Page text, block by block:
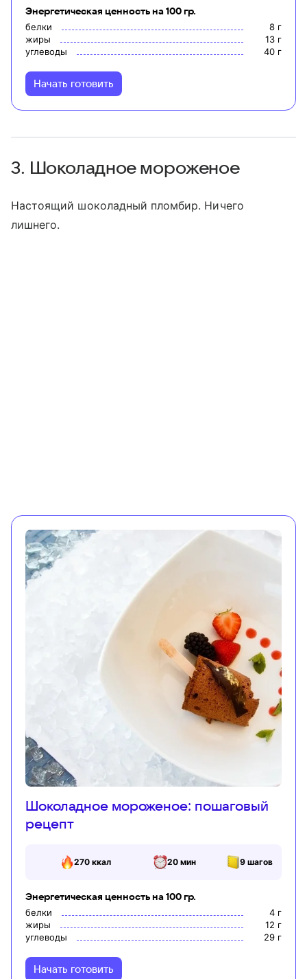
Энергетическая ценность на 100 гр.
белки 8 г
жиры
13 г
углеводы
40 г
Начать готовить
3. Шоколадное мороженое
Настоящий шоколадный пломбир. Ничего
лишнего.
Шоколадное мороженое: пошаговый
рецепт
270ккал 20 мин 9 шагов
Энергетическая ценность на 100 гр.
белки 4 г
жиры
12 г
углеводы
29 г
Начать готовить